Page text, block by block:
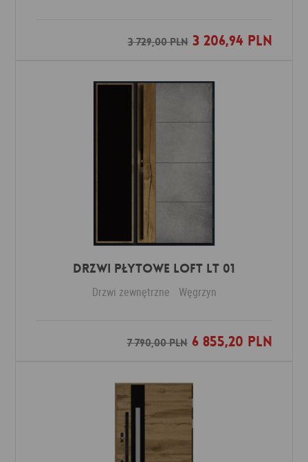
3 729,00 PLN3 206,94 PLN
Dodaj do ulubionych
DRZWI PŁYTOWE LOFT LT 01
Drzwi zewnętrzne Węgrzyn
7 790,00 PLN6 855,20 PLN
Dodaj do ulubionych